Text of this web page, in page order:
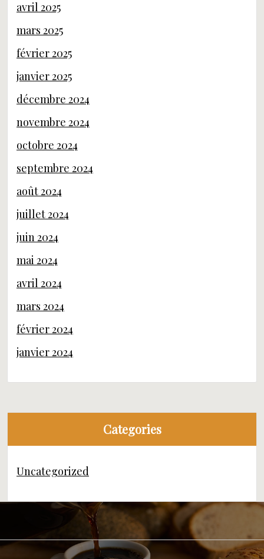
avril 2025
mars 2025
février 2025
janvier 2025
décembre 2024
novembre 2024
octobre 2024
septembre 2024
août 2024
juillet 2024
juin 2024
mai 2024
avril 2024
mars 2024
février 2024
janvier 2024
Categories
Uncategorized